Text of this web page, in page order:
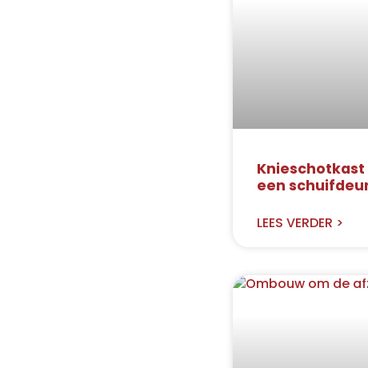
een
LEES VERDER >